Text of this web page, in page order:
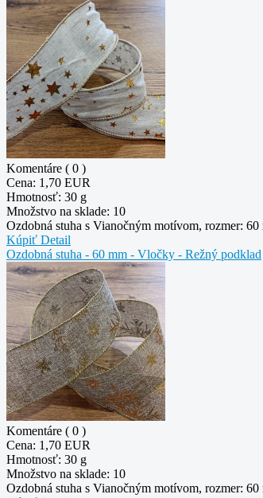
Komentáre ( 0 )
Cena: 1,70 EUR
Hmotnosť: 30 g
Množstvo na sklade: 10
Ozdobná stuha s Vianočným motívom, rozmer:
Kúpiť Detail
Ozdobná stuha - 60 mm - Vločky - Režný podklad
Komentáre ( 0 )
Cena: 1,70 EUR
Hmotnosť: 30 g
Množstvo na sklade: 10
Ozdobná stuha s Vianočným motívom, rozmer: